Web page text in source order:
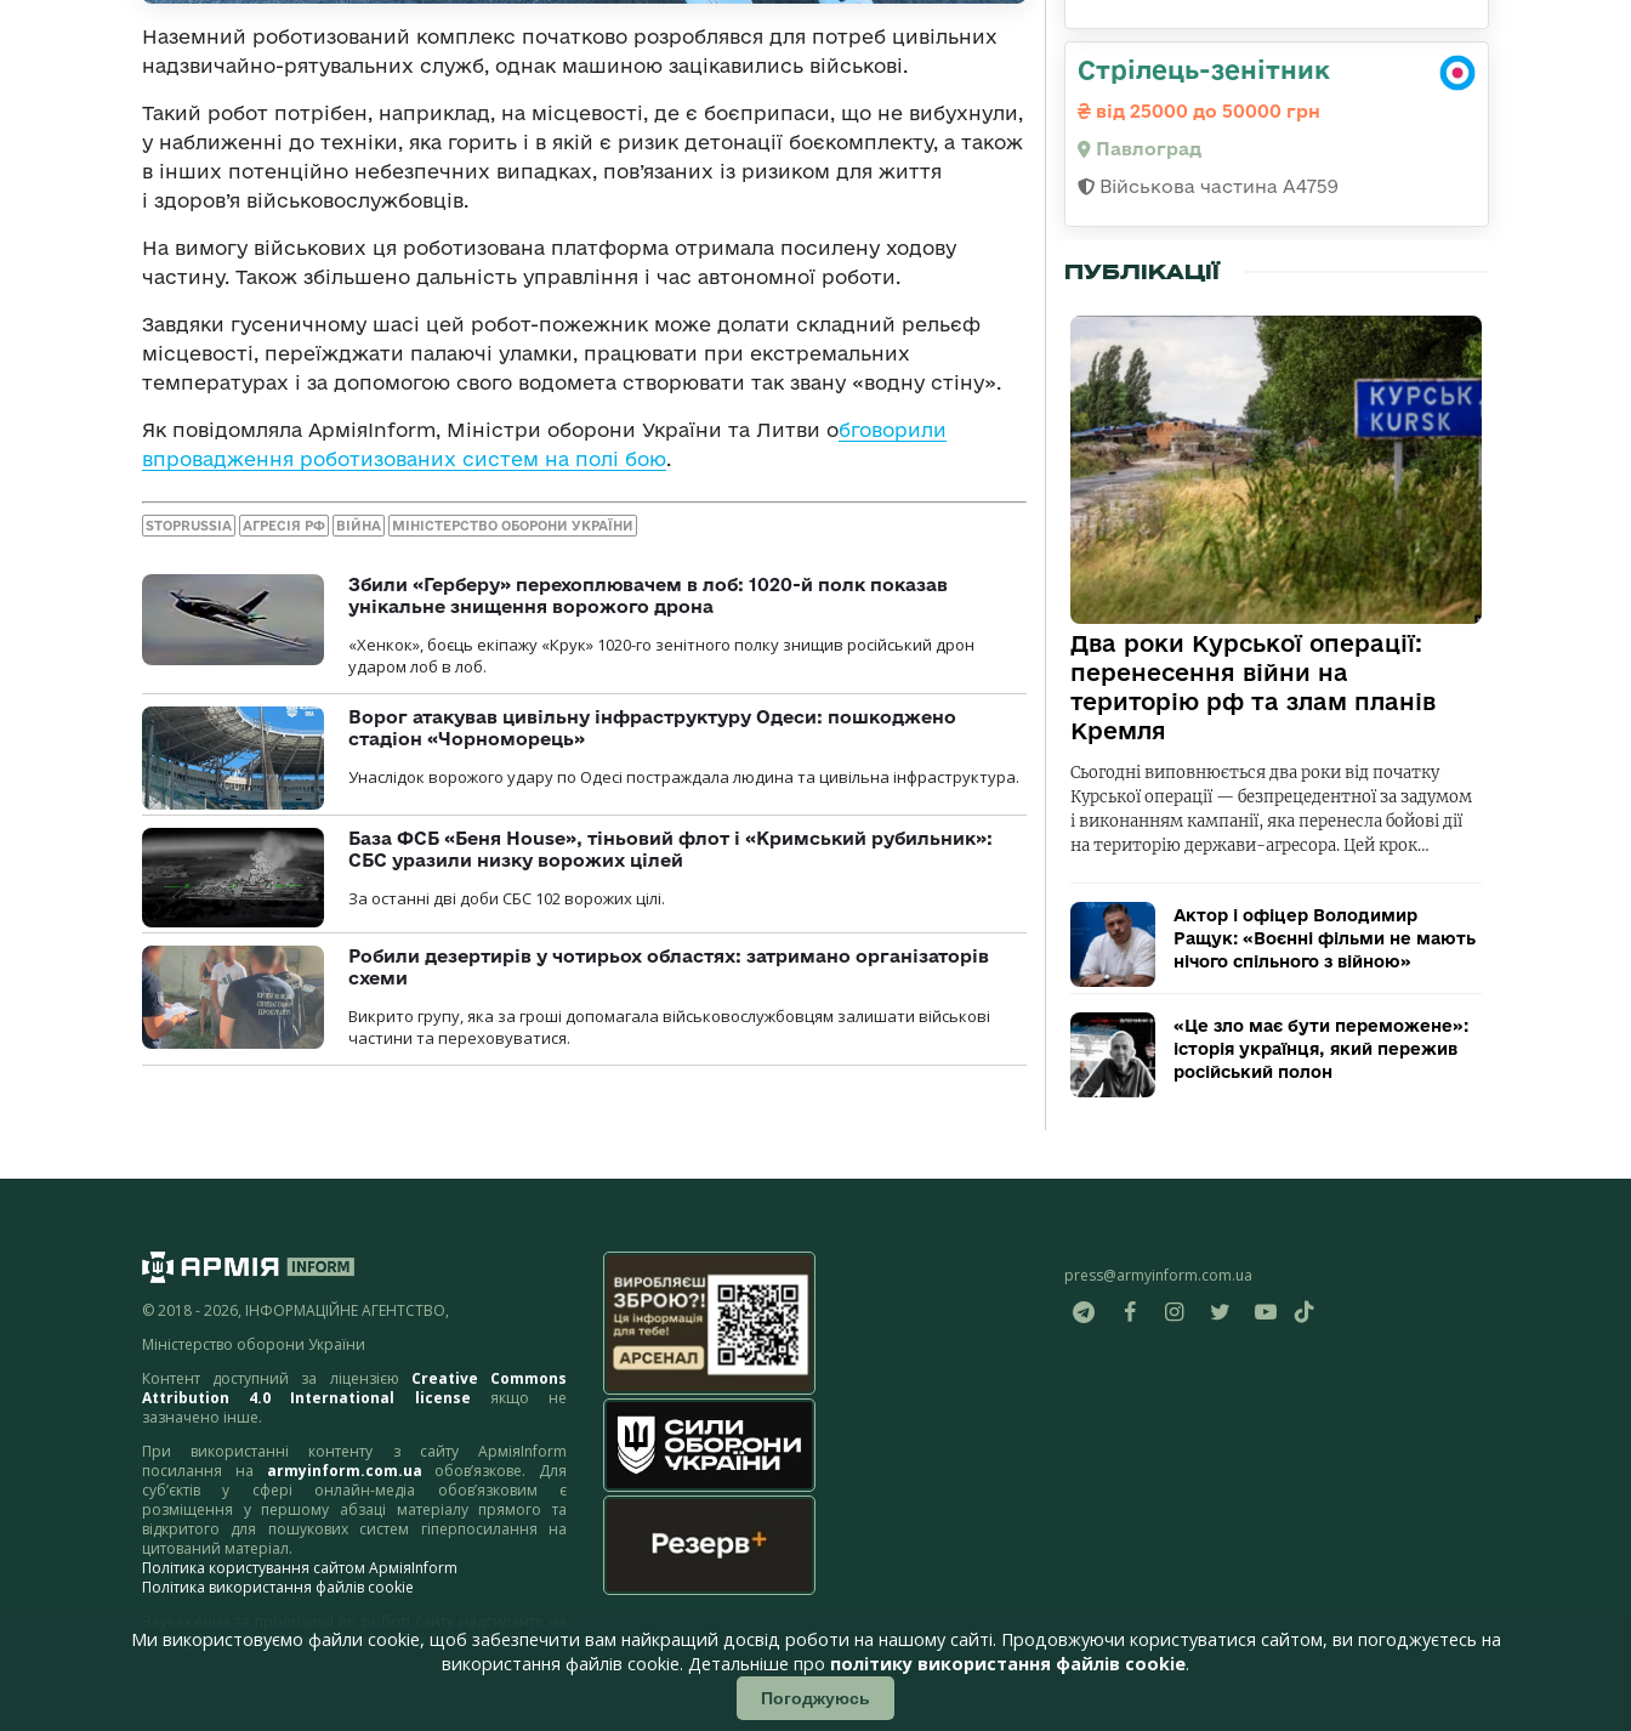
Наземний роботизований комплекс початково розроблявся для потреб цивільних
надзвичайно-рятувальних служб, однак машиною зацікавились військові.
Такий робот потрібен, наприклад, на місцевості, де є боєприпаси, що не вибухнули,
у наближенні до техніки, яка горить і в якій є ризик детонації боєкомплекту, а також
в інших потенційно небезпечних випадках, пов’язаних із ризиком для життя
і здоров’я військовослужбовців.
На вимогу військових ця роботизована платформа отримала посилену ходову
частину. Також збільшено дальність управління і час автономної роботи.
Завдяки гусеничному шасі цей робот-пожежник може долати складний рельєф
місцевості, переїжджати палаючі уламки, працювати при екстремальних
температурах і за допомогою свого водомета створювати так звану «водну стіну».
Як повідомляла АрміяInform, Міністри оборони України та Литви обговорили
впровадження роботизованих систем на полі бою.
STOPRUSSIA АГРЕСІЯ РФ ВІЙНА МІНІСТЕРСТВО ОБОРОНИ УКРАЇНИ
Збили «Герберу» перехоплювачем в лоб: 1020-й полк показав
унікальне знищення ворожого дрона
«Хенкок», боєць екіпажу «Крук» 1020-го зенітного полку знищив російський дрон
ударом лоб в лоб.
Ворог атакував цивільну інфраструктуру Одеси: пошкоджено
стадіон «Чорноморець»
Унаслідок ворожого удару по Одесі постраждала людина та цивільна інфраструктура.
База ФСБ «Беня House», тіньовий флот і «Кримський рубильник»:
СБС уразили низку ворожих цілей
За останні дві доби СБС 102 ворожих цілі.
Робили дезертирів у чотирьох областях: затримано організаторів
схеми
Викрито групу, яка за гроші допомагала військовослужбовцям залишати військові
частини та переховуватися.
Стрілець-зенітник
від 25000 до 50000 грн
Павлоград
Військова частина А4759
ПУБЛІКАЦІЇ
Два роки Курської операції:
перенесення війни на
територію рф та злам планів
Кремля
Сьогодні виповнюється два роки від початку
Курської операції — безпрецедентної за задумом
і виконанням кампанії, яка перенесла бойові дії
на територію держави-агресора. Цей крок…
Актор і офіцер Володимир
Ращук: «Воєнні фільми не мають
нічого спільного з війною»
«Це зло має бути переможене»:
історія українця, який пережив
російський полон
© 2018 - 2026, ІНФОРМАЦІЙНЕ АГЕНТСТВО,
Міністерство оборони України
Контент доступний за ліцензією Creative Commons
Attribution 4.0 International license якщо не
зазначено інше.
При використанні контенту з сайту АрміяInform
посилання на armyinform.com.ua обов’язкове. Для
суб’єктів у сфері онлайн-медіа обов’язковим є
розміщення у першому абзаці матеріалу прямого та
відкритого для пошукових систем гіперпосилання на
цитований матеріал.
Політика користування сайтом АрміяInform
Політика використання файлів cookie
адресу:webmaster@armyinform.com.ua
press@armyinform.com.ua
Ми використовуємо файли cookie, щоб забезпечити вам найкращий досвід роботи на нашому сайті. Продовжуючи користуватися сайтом, ви погоджуєтесь на
використання файлів cookie. Детальніше про політику використання файлів cookie.
Погоджуюсь